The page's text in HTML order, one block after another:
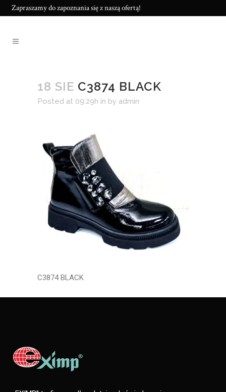
Zapraszamy do zapoznania się z naszą ofertą!
18 SIE C3874 BLACK
Posted at 09:29h in by admin
C3874 BLACK